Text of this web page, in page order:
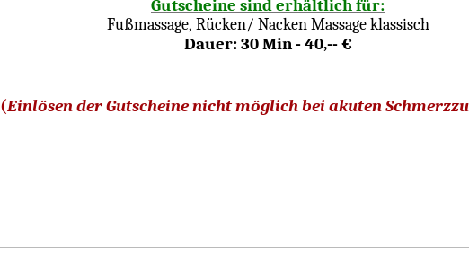
Gutscheine sind erhältlich für:
Fußmassage, Rücken/ Nacken Massage klassisch
Dauer: 30 Min - 40,-- €
(Einlösen der Gutscheine nicht möglich bei akuten